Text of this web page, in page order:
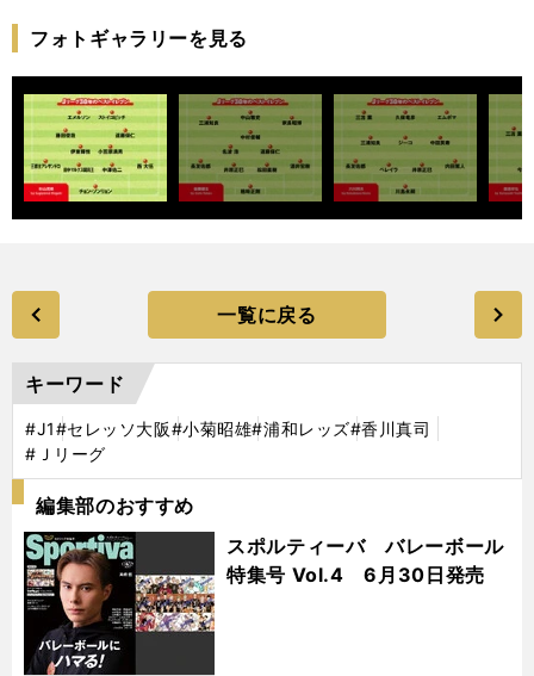
フォトギャラリーを見る
一覧に戻る
キーワード
#J1#セレッソ大阪#小菊昭雄#浦和レッズ#香川真司
#Ｊリーグ
編集部のおすすめ
スポルティーバ バレーボール
特集号 Vol.4 6月30日発売